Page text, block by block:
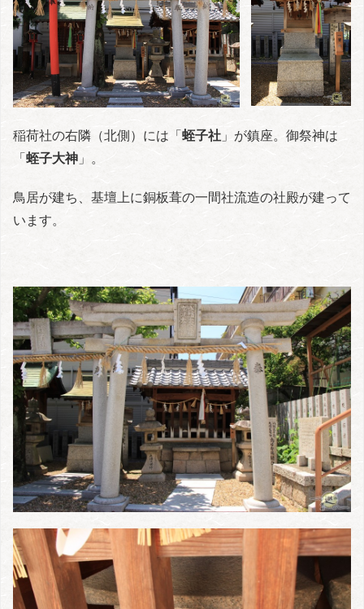
稲荷社の右隣（北側）には「蛭子社 」が鎮座。御祭神は
「蛭子大神 」。
鳥居が建ち、基壇上に銅板葺の一間社流造の社殿が建って
います。